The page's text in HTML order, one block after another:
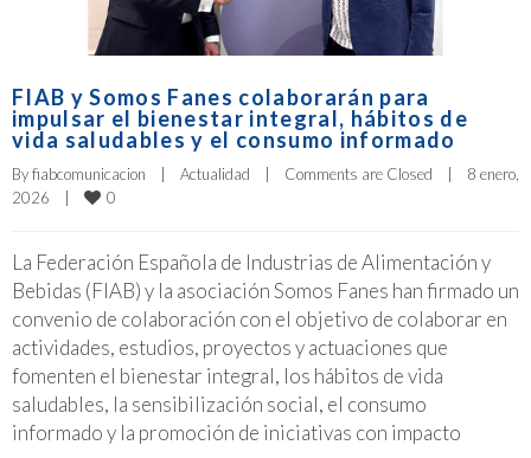
FIAB y Somos Fanes colaborarán para
impulsar el bienestar integral, hábitos de
vida saludables y el consumo informado
By fiabcomunicacion | Actualidad | Comments are Closed |
8 enero,
2026
| 0
La Federación Española de Industrias de Alimentación y
Bebidas (FIAB) y la asociación Somos Fanes han firmado un
convenio de colaboración con el objetivo de colaborar en
actividades, estudios, proyectos y actuaciones que
fomenten el bienestar integral, los hábitos de vida
saludables, la sensibilización social, el consumo
informado y la promoción de iniciativas con impacto